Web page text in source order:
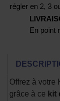
régler en 2, 3
En point
Offrez à votre
grâce à ce kit